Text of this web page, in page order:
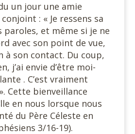
un jour une amie
: « Je ressens sa
paroles, et même si je ne
avec son point de vue,
à son contact. Du coup,
j’ai envie d’être moi-
. C’est vraiment
Cette bienveillance
en nous lorsque nous
du Père Céleste en
3/16-19).